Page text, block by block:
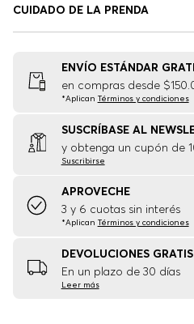
CUIDADO DE LA PRENDA
ENVÍO ESTÁNDAR
en compras desde
*Aplican Términos y condiciones
SUSCRÍBASE AL
y obtenga un cupón de
Suscribirse
APROVECHE
3 y 6 cuotas sin interés
*Aplican Términos y condiciones
DEVOLUCIONES GRATIS
En un plazo de 30 días
Leer más